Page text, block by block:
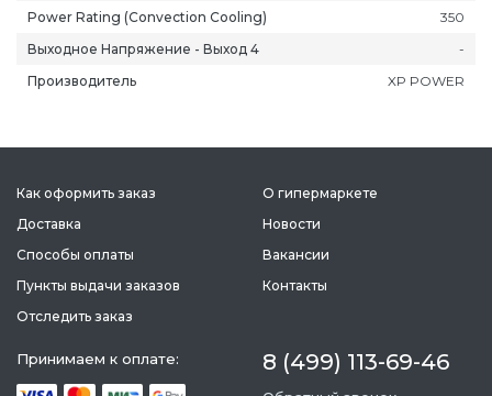
Power Rating (Convection Cooling)
350
Выходное Напряжение - Выход 4
-
Производитель
XP POWER
Как оформить заказ
Доставка
Способы оплаты
Пункты выдачи заказов
Отследить заказ
О гипермаркете
Новости
Вакансии
Контакты
Принимаем к оплате: 8 (499) 113-69-46